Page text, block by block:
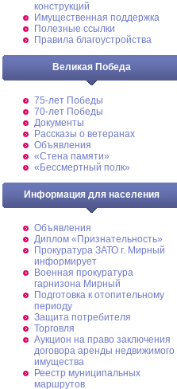
конструкций
Имущественная поддержка
Полезные ссылки
Правила благоустройства
Великая Победа
75-лет Победы
70-лет Победы
Документы
Рассказы о ветеранах
Объявления
«Стена памяти»
«Бессмертный полк»
Информация для населения
Объявления
Диплом «Признательность»
Прокуратура ЗАТО г. Мирный
информирует
Военная прокуратура
гарнизона Мирный
Подготовка к отопительному
периоду
Защита потребителя
Торговля
Аукцион на право заключения
договора аренды недвижимого
имущества
Реестр муниципальных
маршрутов